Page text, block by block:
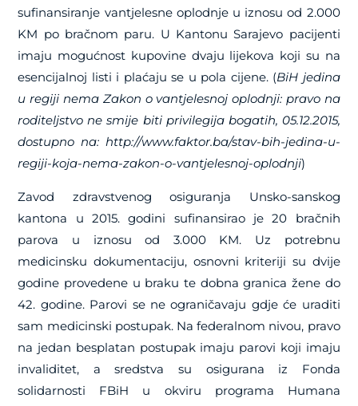
sufinansiranje vantjelesne oplodnje u iznosu od 2.000
KM po bračnom paru. U Kantonu Sarajevo pacijenti
imaju mogućnost kupovine dvaju lijekova koji su na
esencijalnoj listi i plaćaju se u pola cijene. (BiH jedina
u regiji nema Zakon o vantjelesnoj oplodnji: pravo na
roditeljstvo ne smije biti privilegija bogatih, 05.12.2015,
dostupno na: http://www.faktor.ba/stav-bih-jedina-u-
regiji-koja-nema-zakon-o-vantjelesnoj-oplodnji)
Zavod zdravstvenog osiguranja Unsko-sanskog
kantona u 2015. godini sufinansirao je 20 bračnih
parova u iznosu od 3.000 KM. Uz potrebnu
medicinsku dokumentaciju, osnovni kriteriji su dvije
godine provedene u braku te dobna granica žene do
42. godine. Parovi se ne ograničavaju gdje će uraditi
sam medicinski postupak. Na federalnom nivou, pravo
na jedan besplatan postupak imaju parovi koji imaju
invaliditet, a sredstva su osigurana iz Fonda
solidarnosti FBiH u okviru programa Humana